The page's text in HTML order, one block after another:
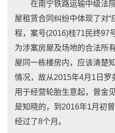
在南宁铁路运输中级法院
屋租赁合同纠纷中体现了对“
程，案号(2016)桂71民终97
为涉案房屋及场地的合法所
屋同一栋楼房内，应该清楚
情况，故从2015年4月1日罗
用于经营轮胎生意起，曾金
是知晓的，到2016年1月初
经过了8个月。